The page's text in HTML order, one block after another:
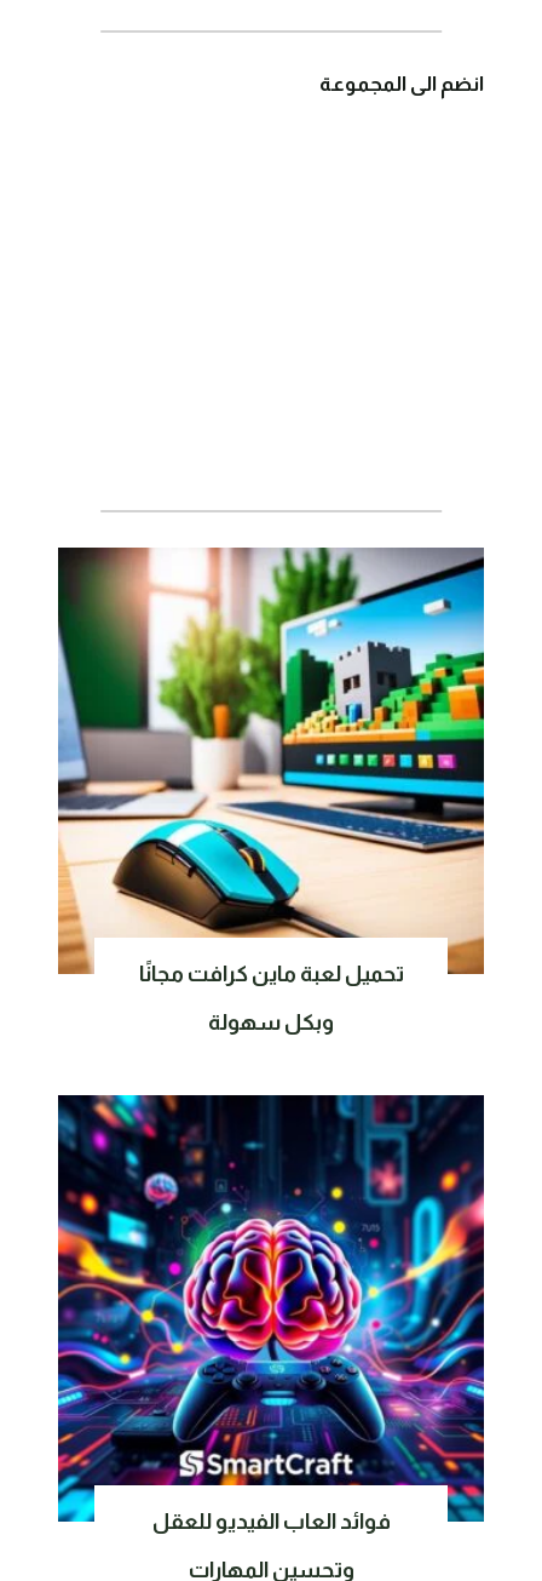
انضم الى المجموعة
تحميل لعبة ماين كرافت مجانًا
وبكل سهولة
فوائد العاب الفيديو للعقل
وتحسين المهارات